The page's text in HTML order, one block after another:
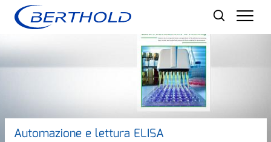
Automazione e lettura ELISA